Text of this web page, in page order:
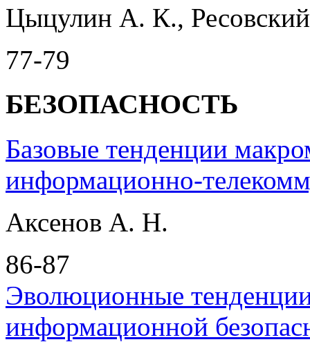
Цыцулин А. К.,
77-79
БЕЗОПАСНОСТЬ
Базовые тенденции
информационно-
Аксенов А. Н.
86-87
Эволюционные
информационной